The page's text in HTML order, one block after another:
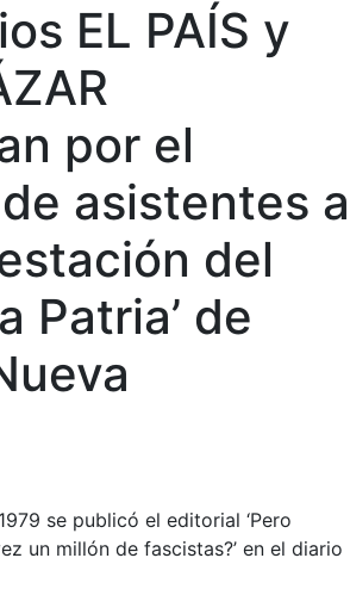
EL PAÍS y
por el
asistentes a
del
Patria’ de
se publicó el editorial ‘Pero
un millón de fascistas?’ en el diario